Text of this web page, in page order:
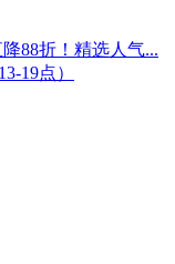
降88折！精选人气...
19点）